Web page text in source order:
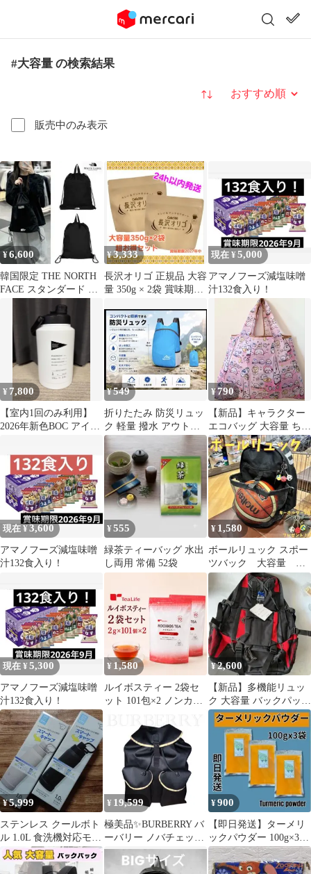
#大容量 の検索結果
販売中のみ表示
並び替え
¥6,600
韓国限定 THE NORTH
FACE スタンダード マ
ルチ バッグ 男女兼用★
¥3,333
長沢オリゴ 正規品 大容
量 350g × 2袋 賞味期限
現在 ¥5,000
アマノフーズ減塩味噌
汁132食入り！
¥ 7,800
【室内1回のみ利用】
2026年新色BOC アイス
¥549
折りたたみ 防災リュッ
ク 軽量 撥水 アウトド
ア ブルー男女兼用軽量
大容量
¥790
【新品】キャラクター
エコバッグ 大容量 ちい
かわ ピンク C
現在 ¥3,600
アマノフーズ減塩味噌
汁132食入り！
¥555
緑茶ティーバッグ 水出
し両用 常備 52袋
¥ 1,580
ボールリュック スポー
ツバック 大容量 多
機能 男女兼用 f
現在 ¥5,300
アマノフーズ減塩味噌
汁132食入り！
¥ 1,580
ルイボスティー 2袋セ
ット 101包×2 ノンカフ
¥2,600
⁠【新品】多機能リュッ
ク 大容量 バックパック
黒アウトドア 防災 ジム
登山⁠
¥5,999
ステンレス クールボト
ル 1.0L 食洗機対応モデ
ル 大容量 2本セット 象
¥ 19,599
極美品✨BURBERRY バ
ーバリー ノバチェック
バックパック ブラック
¥900
【即日発送】ターメリ
ックパウダー 100g×3袋
送料無料